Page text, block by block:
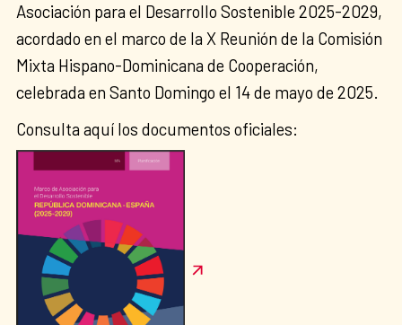
Asociación para el Desarrollo Sostenible 2025-2029,
acordado en el marco de la X Reunión de la Comisión
Mixta Hispano-Dominicana de Cooperación,
celebrada en Santo Domingo el 14 de mayo de 2025.
Consulta aquí los documentos oficiales: